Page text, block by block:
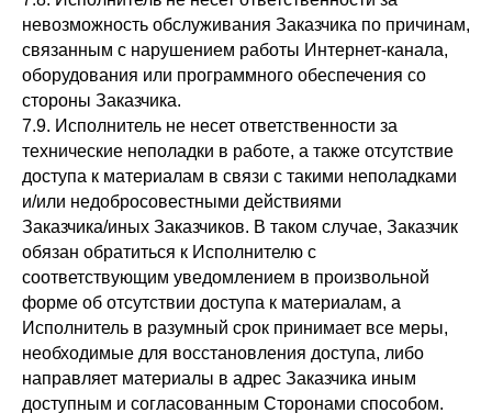
невозможность обслуживания Заказчика по причинам,
связанным с нарушением работы Интернет-канала,
оборудования или программного обеспечения со
стороны Заказчика.
7.9. Исполнитель не несет ответственности за
технические неполадки в работе, а также отсутствие
доступа к материалам в связи с такими неполадками
и/или недобросовестными действиями
Заказчика/иных Заказчиков. В таком случае, Заказчик
обязан обратиться к Исполнителю с
соответствующим уведомлением в произвольной
форме об отсутствии доступа к материалам, а
Исполнитель в разумный срок принимает все меры,
необходимые для восстановления доступа, либо
направляет материалы в адрес Заказчика иным
доступным и согласованным Сторонами способом.